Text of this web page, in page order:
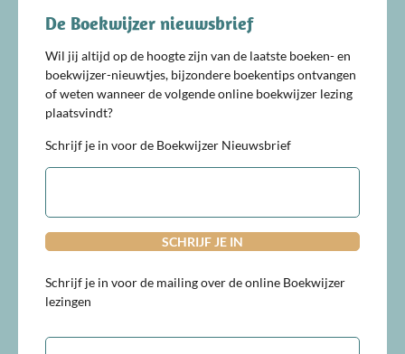
De Boekwijzer nieuwsbrief
Wil jij altijd op de hoogte zijn van de laatste boeken- en
boekwijzer-nieuwtjes, bijzondere boekentips ontvangen
of weten wanneer de volgende online boekwijzer lezing
plaatsvindt?
Schrijf je in voor de Boekwijzer Nieuwsbrief
E-
Schrijf je in voor de mailing over de online Boekwijzer
lezingen
E-